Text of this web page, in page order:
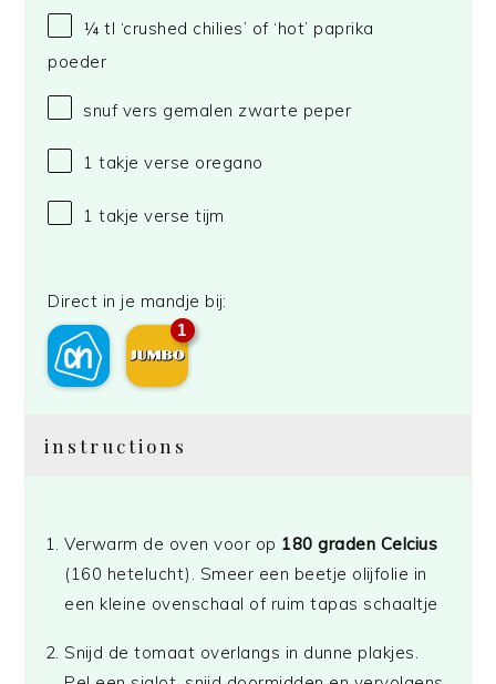
¼ tl ‘crushed chilies’ of ‘hot’ paprika
poeder
snuf vers gemalen zwarte peper
1 takje verse oregano
1 takje verse tijm
Direct in je mandje bij:
1
instructions
Verwarm de oven voor op 180 graden Celcius
(160 hetelucht). Smeer een beetje olijfolie in
een kleine ovenschaal of ruim tapas schaaltje
Snijd de tomaat overlangs in dunne plakjes.